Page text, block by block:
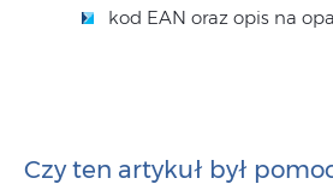
kod EAN oraz opis na
Czy ten artykuł był